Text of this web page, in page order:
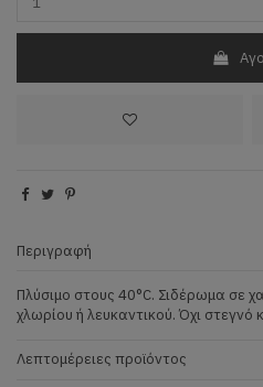
Περιγραφή
Πλύσιμο στους 40°C. Σιδέρωμα σε
χλωρίου ή λευκαντικού. Όχι στεγνό
Λεπτομέρειες προϊόντος